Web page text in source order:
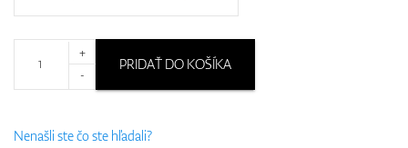
+
-
PRIDAŤ DO KOŠÍKA
Nenašli ste čo ste hľadali?